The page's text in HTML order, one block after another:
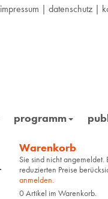
impressum | datenschutz |
programm
Warenkorb
Sie sind nicht angemeldet.
reduzierten Preise
anmelden.
0Artikel im Warenkorb.